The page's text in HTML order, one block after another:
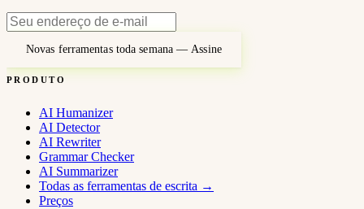
Novas ferramentas toda semana — Assine
PRODUTO
AI Humanizer
AI Detector
AI Rewriter
Grammar Checker
AI Summarizer
Todas as ferramentas de escrita →
Preços